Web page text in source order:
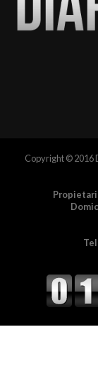
Copyright © 2016